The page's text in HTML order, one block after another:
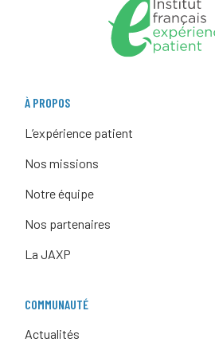
À PROPOS
L’expérience patient
Nos missions
Notre équipe
Nos partenaires
La JAXP
COMMUNAUTÉ
Actualités